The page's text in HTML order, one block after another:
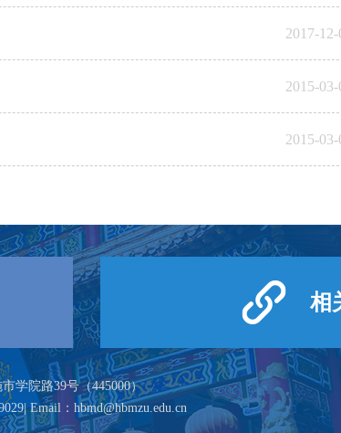
2017-12-
2015-03-
2015-03-
相
学院路39号（445000）
Email：hbmd@hbmzu.edu.cn